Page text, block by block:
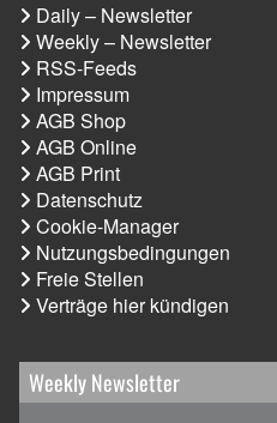
Daily – Newsletter
Weekly – Newsletter
RSS-Feeds
Impressum
AGB Shop
AGB Online
AGB Print
Datenschutz
Cookie-Manager
Nutzungsbedingungen
Freie Stellen
Verträge hier kündigen
Weekly Newsletter